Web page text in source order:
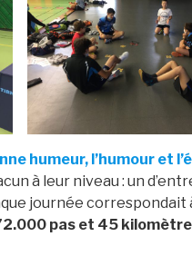
humeur, l’humour et
à leur niveau : un
journée correspondait
pas et 45